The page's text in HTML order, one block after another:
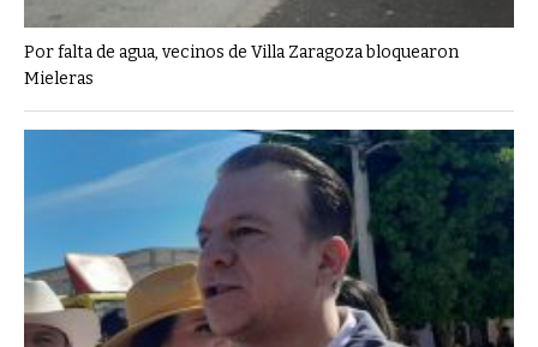
Por falta de agua, vecinos de Villa Zaragoza bloquearon
Mieleras